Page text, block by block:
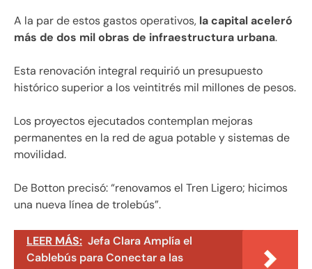
A la par de estos gastos operativos, la capital aceleró
más de dos mil obras de infraestructura urbana.
Esta renovación integral requirió un presupuesto
histórico superior a los veintitrés mil millones de pesos.
Los proyectos ejecutados contemplan mejoras
permanentes en la red de agua potable y sistemas de
movilidad.
De Botton precisó: “renovamos el Tren Ligero; hicimos
una nueva línea de trolebús”.
LEER MÁS: Jefa Clara Amplía el
Cablebús para Conectar a las